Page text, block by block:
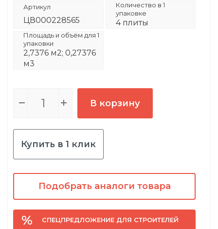
Артикул
ЦВ000228565
Количество в 1
упаковке
4 плиты
Площадь и объём для 1
упаковки
2,7376 м2; 0,27376
м3
В корзину
Купить в 1 клик
Подобрать аналоги товара
СПЕЦПРЕДЛОЖЕНИЕ ДЛЯ СТРОИТЕЛЕЙ